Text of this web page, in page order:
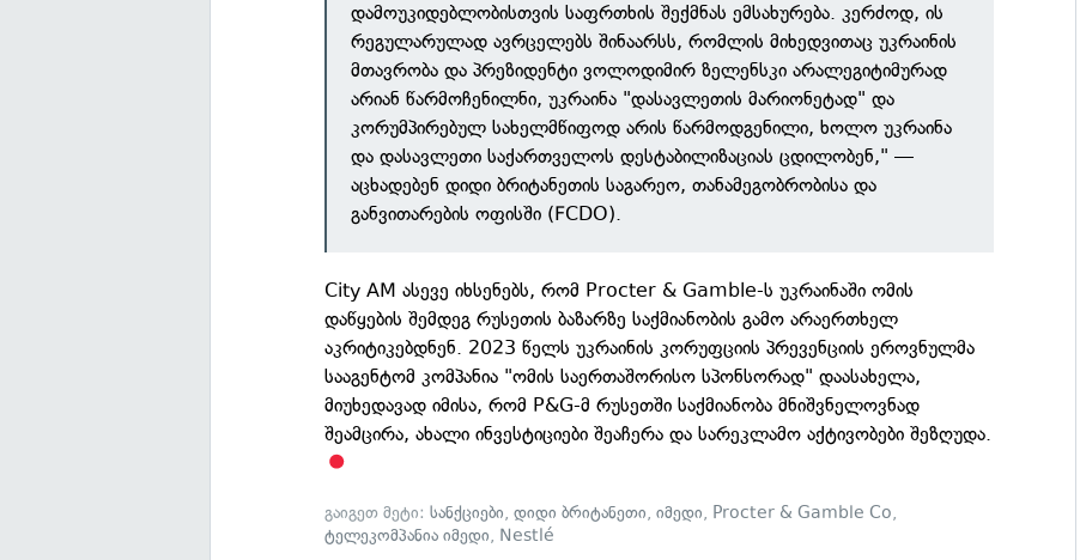
დამოუკიდებლობისთვის საფრთხის შექმნას ემსახურება. კერძოდ, ის
რეგულარულად ავრცელებს შინაარსს, რომლის მიხედვითაც უკრაინის
მთავრობა და პრეზიდენტი ვოლოდიმირ ზელენსკი არალეგიტიმურად
არიან წარმოჩენილნი, უკრაინა "დასავლეთის მარიონეტად" და
კორუმპირებულ სახელმწიფოდ არის წარმოდგენილი, ხოლო უკრაინა
და დასავლეთი საქართველოს დესტაბილიზაციას ცდილობენ," —
აცხადებენ დიდი ბრიტანეთის საგარეო, თანამეგობრობისა და
განვითარების ოფისში (FCDO).
City AM ასევე იხსენებს, რომ Procter & Gamble-ს უკრაინაში ომის
დაწყების შემდეგ რუსეთის ბაზარზე საქმიანობის გამო არაერთხელ
აკრიტიკებდნენ. 2023 წელს უკრაინის კორუფციის პრევენციის ეროვნულმა
სააგენტომ კომპანია "ომის საერთაშორისო სპონსორად" დაასახელა,
მიუხედავად იმისა, რომ P&G-მ რუსეთში საქმიანობა მნიშვნელოვნად
შეამცირა, ახალი ინვესტიციები შეაჩერა და სარეკლამო აქტივობები შეზღუდა.
გაიგეთ მეტი:სანქციები,დიდი ბრიტანეთი,იმედი, Procter & Gamble Co,
ტელეკომპანია იმედი, Nestlé